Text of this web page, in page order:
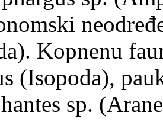
Kopnenu
(Isopoda),
sp.